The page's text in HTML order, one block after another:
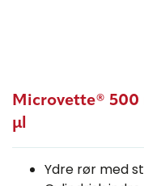
Microvette® 500
μl
Ydre rør med